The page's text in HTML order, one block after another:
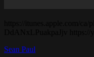
Sean Paul